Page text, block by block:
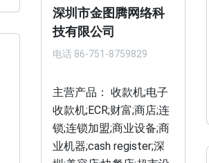
深圳市金图腾网络科
技有限公司
电话 86-751-8759829
主营产品： 收款机;电子
收款机;ECR;财富;商店;连
锁;连锁加盟;商业设备;商
业机器;cash register;深